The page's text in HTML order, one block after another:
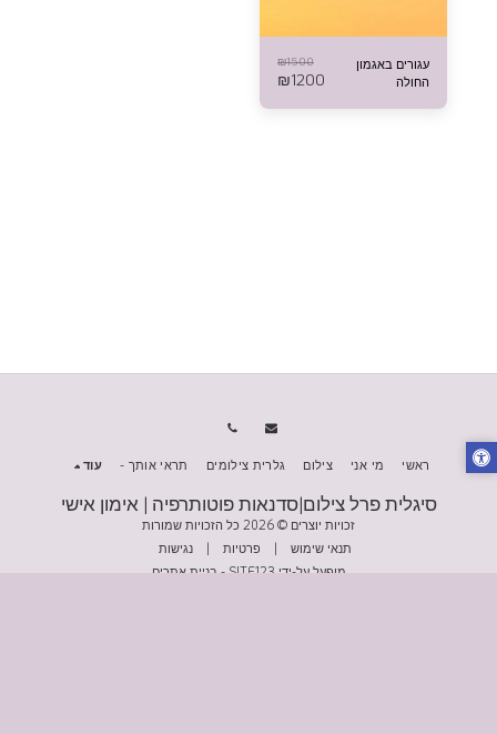
עגורים באגמון
החולה
₪1500
₪1200
סיגלית פרל צילום|סדנאות פוטותרפיה | אימון אישי
זכויות יוצרים © 2026 כל הזכויות שמורות
תנאי שימוש | פרטיות | נגישות
מופעל על-ידי SITE123
- בניית אתרים
ראשי מי אני צילום גלרית צילומים תראי אותך - עוד